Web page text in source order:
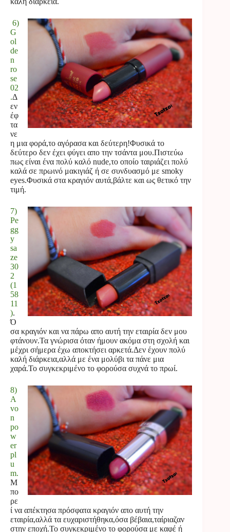
6)
G
ol
de
n
ro
se
02
.Δ
εν
έφ
τα
νε
η μια φορά,το αγόρασα και δεύτερη!Φυσικά το
δεύτερο δεν έχει φύγει απο την τσάντα μου.Πιστεύω
πως είναι ένα πολύ καλό nude,το οποίο ταιριάζει πολύ
καλά σε πρωινό μακιγιάζ ή σε συνδυασμό με smoky
eyes.Φυσικά στα κραγιόν αυτά,βάλτε και ως θετικό την
τιμή.
7)
Pe
gg
y
sa
ze
30
2
(1
58
11
).
Ό
σα κραγιόν και να πάρω απο αυτή την εταιρία δεν μου
φτάνουν.Τα γνώρισα όταν ήμουν ακόμα στη σχολή και
μέχρι σήμερα έχω αποκτήσει αρκετά.Δεν έχουν πολύ
καλή διάρκεια,αλλά με ένα μολύβι τα πάνε μια
χαρά.Το συγκεκριμένο το φορούσα συχνά το πρωί.
8)
A
vo
n
po
w
er
pl
u
m.
Μ
πο
ρε
ί να απέκτησα πρόσφατα κραγιόν απο αυτή την
εταιρία,αλλά τα ευχαριστήθηκα,όσα βέβαια,ταίριαζαν
στην εποχή.Το συγκεκριμένο το φορούσα με καφέ ή